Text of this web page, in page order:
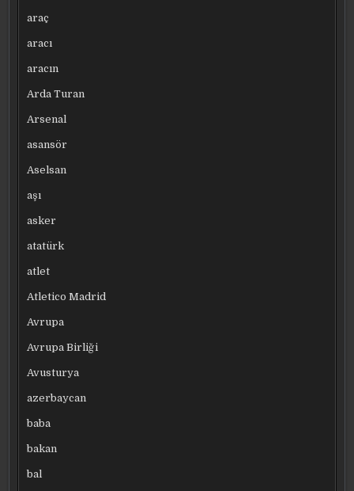
araç
aracı
aracın
Arda Turan
Arsenal
asansör
Aselsan
aşı
asker
atatürk
atlet
Atletico Madrid
Avrupa
Avrupa Birliği
Avusturya
azerbaycan
baba
bakan
bal